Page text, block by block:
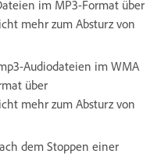
im MP3-Format über
mehr zum Absturz von
Audiodateien im WMA
über
mehr zum Absturz von
dem Stoppen einer